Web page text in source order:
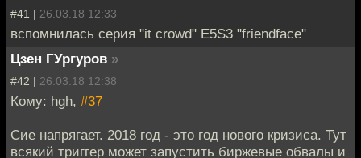
#41 | 26.03.18 12:33
вспомнилась серия "it crowd" E5S3 "friendface"
Цзен ГУргуров »
#42 | 26.03.18 12:38
Кому: hgh, #37
Сие напрягает. 2018 год - это год нового кризиса. Тут
всякий триггер может запустить биржевые обвалы и